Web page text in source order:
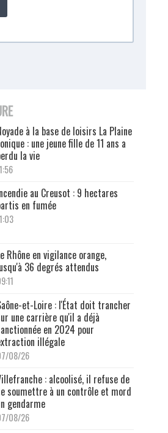
à la base de loisirs La Plaine
: une jeune fille de 11 ans a
la vie
au Creusot : 9 hectares
en fumée
Rhône en vigilance orange,
36 degrés attendus
et-Loire : l'État doit trancher
une carrière qu'il a déjà
en 2024 pour
illégale
08/26
: alcoolisé, il refuse de
soumettre à un contrôle et mord
gendarme
08/26